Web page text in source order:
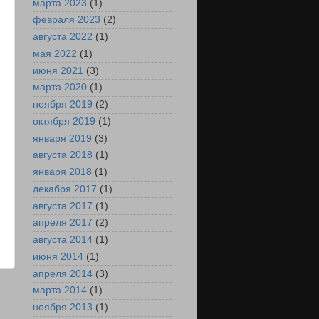
марта 2023 (1)
февраля 2023 (2)
августа 2022 (1)
мая 2022 (1)
июня 2021 (3)
марта 2020 (1)
ноября 2019 (2)
октября 2019 (1)
января 2019 (3)
августа 2018 (1)
января 2018 (1)
декабря 2017 (1)
августа 2017 (1)
апреля 2017 (2)
августа 2014 (1)
июня 2014 (1)
апреля 2014 (3)
марта 2014 (1)
ноября 2013 (1)